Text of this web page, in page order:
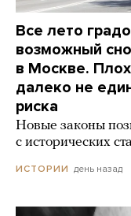
Все лето
возможный
в Москве.
далеко не
риска
Новые законы
с исторических
ИСТОРИИ день назад